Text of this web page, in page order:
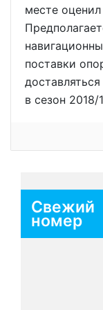
месте
поставки
в сезон 2018/
Свежий
номер